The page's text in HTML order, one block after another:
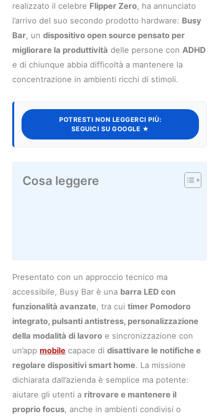
realizzato il celebre Flipper Zero, ha annunciato
l’arrivo del suo secondo prodotto hardware: Busy
Bar, undispositivo open source pensato per
migliorare la produttività delle persone con ADHD
e di chiunque abbia difficoltà a mantenere la
concentrazione in ambienti ricchi di stimoli.
POTRESTI NON LEGGERCI PIÙ:
SEGUICI SU GOOGLE ★
Cosa leggere
Presentato con un approccio tecnico ma
accessibile, Busy Bar è una barra LED con
funzionalità avanzate, tra cuitimer Pomodoro
integrato, pulsanti antistress, personalizzazione
della modalità di lavoro e sincronizzazione con
un’app mobile capace didisattivare le notifiche e
regolare dispositivi smart home. La missione
dichiarata dall’azienda è semplice ma potente:
aiutare gli utenti a ritrovare e mantenere il
proprio focus, anche in ambienti condivisi o